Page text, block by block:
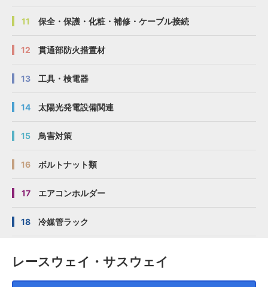
11 保全・保護・化粧・補修・ケーブル接続
12 貫通部防火措置材
13 工具・検電器
14 太陽光発電設備関連
15 鳥害対策
16 ボルトナット類
17 エアコンホルダー
18 冷媒管ラック
レースウェイ・サスウェイ